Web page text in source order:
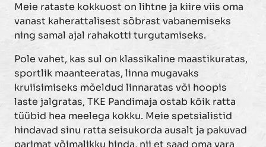
Meie rataste kokkuost on lihtne ja kiire viis oma
vanast kaherattalisest sõbrast vabanemiseks
ning samal ajal rahakotti turgutamiseks.
Pole vahet, kas sul on klassikaline maastikuratas,
sportlik maanteeratas, linna mugavaks
kruiisimiseks mõeldud linnaratas või hoopis
laste jalgratas, TKE Pandimaja ostab kõik ratta
tüübid hea meelega kokku. Meie spetsialistid
hindavad sinu ratta seisukorda ausalt ja pakuvad
parimat võimalikku hinda, nii et saad oma vara